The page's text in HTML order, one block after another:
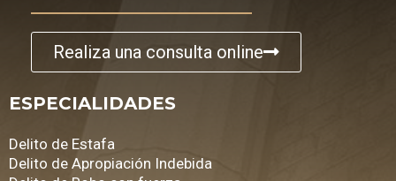
Realiza una consulta online
ESPECIALIDADES
Delito de Estafa
Delito de Apropiación Indebida